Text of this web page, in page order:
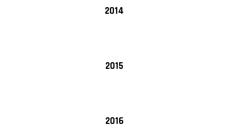
2014
2015
2016